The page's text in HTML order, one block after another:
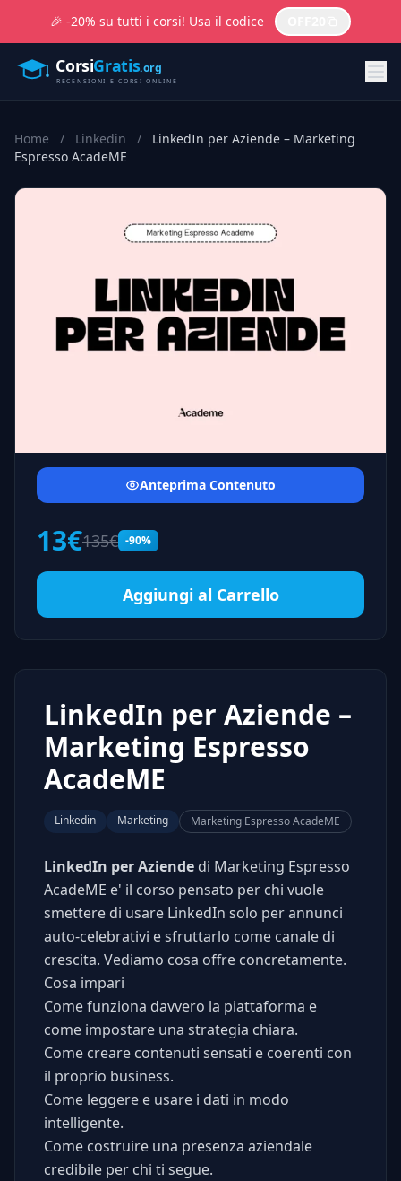
🎉 -20% su tutti i corsi! Usa il codice
Home / Linkedin /
LinkedIn per Aziende – Marketing
Espresso AcadeME
Anteprima Contenuto
13€135€ -90%
Aggiungi al Carrello
LinkedIn per Aziende –
Marketing Espresso
AcadeME
Linkedin Marketing Marketing Espresso AcadeME
LinkedIn per Aziende di Marketing Espresso
AcadeME e' il corso pensato per chi vuole
smettere di usare LinkedIn solo per annunci
auto-celebrativi e sfruttarlo come canale di
crescita. Vediamo cosa offre concretamente.
Cosa impari
Come funziona davvero la piattaforma e
come impostare una strategia chiara.
Come creare contenuti sensati e coerenti con
il proprio business.
Come leggere e usare i dati in modo
intelligente.
Come costruire una presenza aziendale
credibile per chi ti segue.